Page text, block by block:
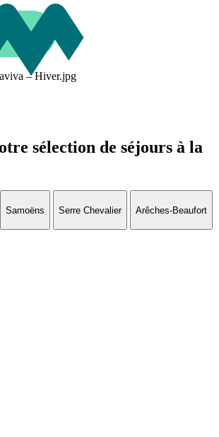
sélection de séjours à la
Samoëns Serre Chevalier Arêches-Beaufort